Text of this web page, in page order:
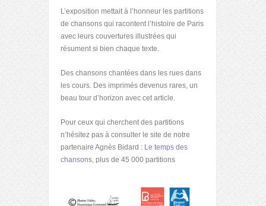
L’exposition mettait à l’honneur les partitions
de chansons qui racontent l’histoire de Paris
avec leurs couvertures illustrées qui
résument si bien chaque texte.
Des chansons chantées dans les rues dans
les cours. Des imprimés devenus rares, un
beau tour d’horizon avec cet article.
Pour ceux qui cherchent des partitions
n’hésitez pas à consulter le site de notre
partenaire Agnès Bidard : Le temps des
chansons, plus de 45 000 partitions